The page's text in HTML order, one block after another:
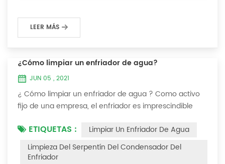
LEER MÁS
¿Cómo limpiar un enfriador de agua?
JUN 05 , 2021
¿ Cómo limpiar un enfriador de agua ? Como activo
fijo de una empresa, el enfriador es imprescindible
maximice su utilidad. Debido a que la operación a
largo plazo del enfriador causará incrustaciones
gruesas en la superficie del condensador, lo que
ETIQUETAS :
Limpiar Un Enfriador De Agua
Limpieza Del Serpentín Del Condensador Del
Enfriador